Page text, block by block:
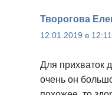
Творогова
12.01.2019 в 12:11
Для прихваток
очень он